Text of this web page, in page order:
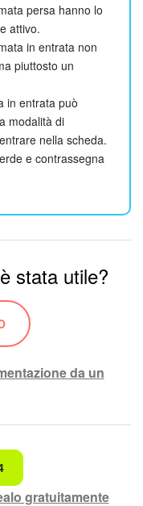
persa hanno lo
attivo.
in entrata non
piuttosto un
in entrata può
modalità di
nella scheda.
e contrassegna
stata utile?
da un
gratuitamente